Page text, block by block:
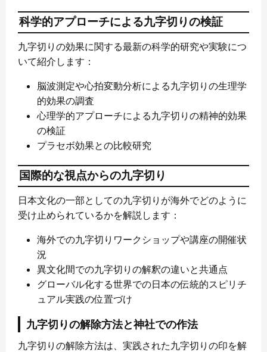
科学的アプローチによる九字切りの検証
九字切りの効果に関する最新の科学的研究や実験につ
いて紹介します：
脳波測定や心拍変動分析による九字切りの生理学
的効果の調査
心理学的アプローチによる九字切りの精神的効果
の検証
プラセボ効果との比較研究
国際的な視点からの九字切り
日本文化の一部としての九字切りが海外でどのように
受け止められているかを解説します：
海外での九字切りワークショップや講座の開催状
況
異文化間での九字切りの解釈の違いと共通点
グローバル化する世界での日本の伝統的スピリチ
ュアル実践の位置づけ
九字切りの解除方法と神社での作法
九字切りの解除方法は、実践された九字切りの印を解